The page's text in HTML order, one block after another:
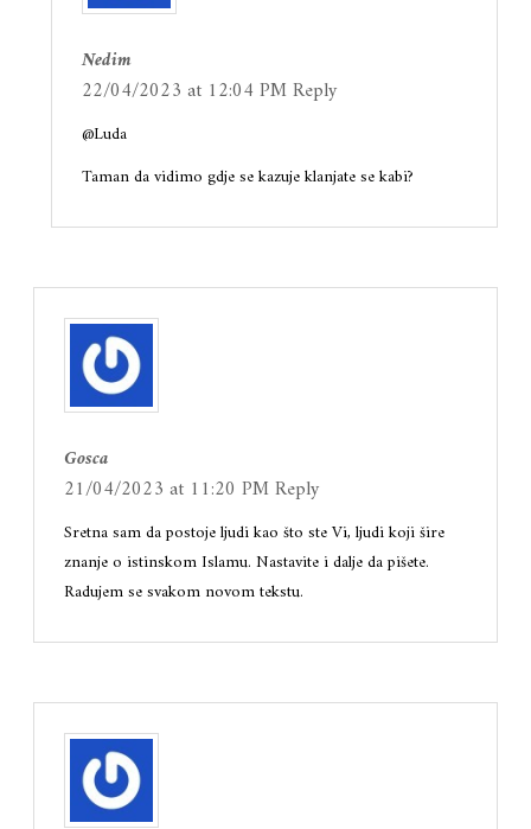
Nedim
22/04/2023 at 12:04 PMReply
@Luda
Taman da vidimo gdje se kazuje klanjate se kabi?
Gosca
21/04/2023 at 11:20 PMReply
Sretna sam da postoje ljudi kao što ste Vi, ljudi koji šire
znanje o istinskom Islamu. Nastavite i dalje da pišete.
Radujem se svakom novom tekstu.